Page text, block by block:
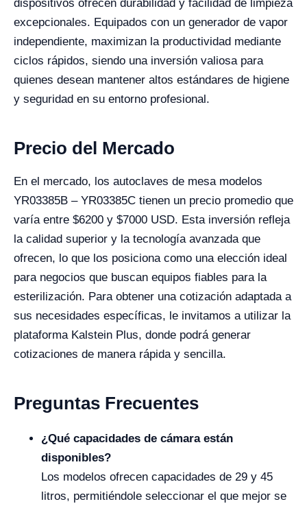
dispositivos ofrecen durabilidad y facilidad de limpieza
excepcionales. Equipados con un generador de vapor
independiente, maximizan la productividad mediante
ciclos rápidos, siendo una inversión valiosa para
quienes desean mantener altos estándares de higiene
y seguridad en su entorno profesional.
Precio del Mercado
En el mercado, los autoclaves de mesa modelos
YR03385B – YR03385C tienen un precio promedio que
varía entre $6200 y $7000 USD. Esta inversión refleja
la calidad superior y la tecnología avanzada que
ofrecen, lo que los posiciona como una elección ideal
para negocios que buscan equipos fiables para la
esterilización. Para obtener una cotización adaptada a
sus necesidades específicas, le invitamos a utilizar la
plataforma Kalstein Plus, donde podrá generar
cotizaciones de manera rápida y sencilla.
Preguntas Frecuentes
¿Qué capacidades de cámara están
disponibles?
Los modelos ofrecen capacidades de 29 y 45
litros, permitiéndole seleccionar el que mejor se